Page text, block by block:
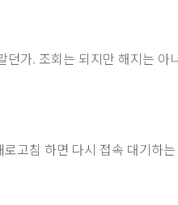
가. 조회는 되지만 해지는 아
고침 하면 다시 접속 대기하